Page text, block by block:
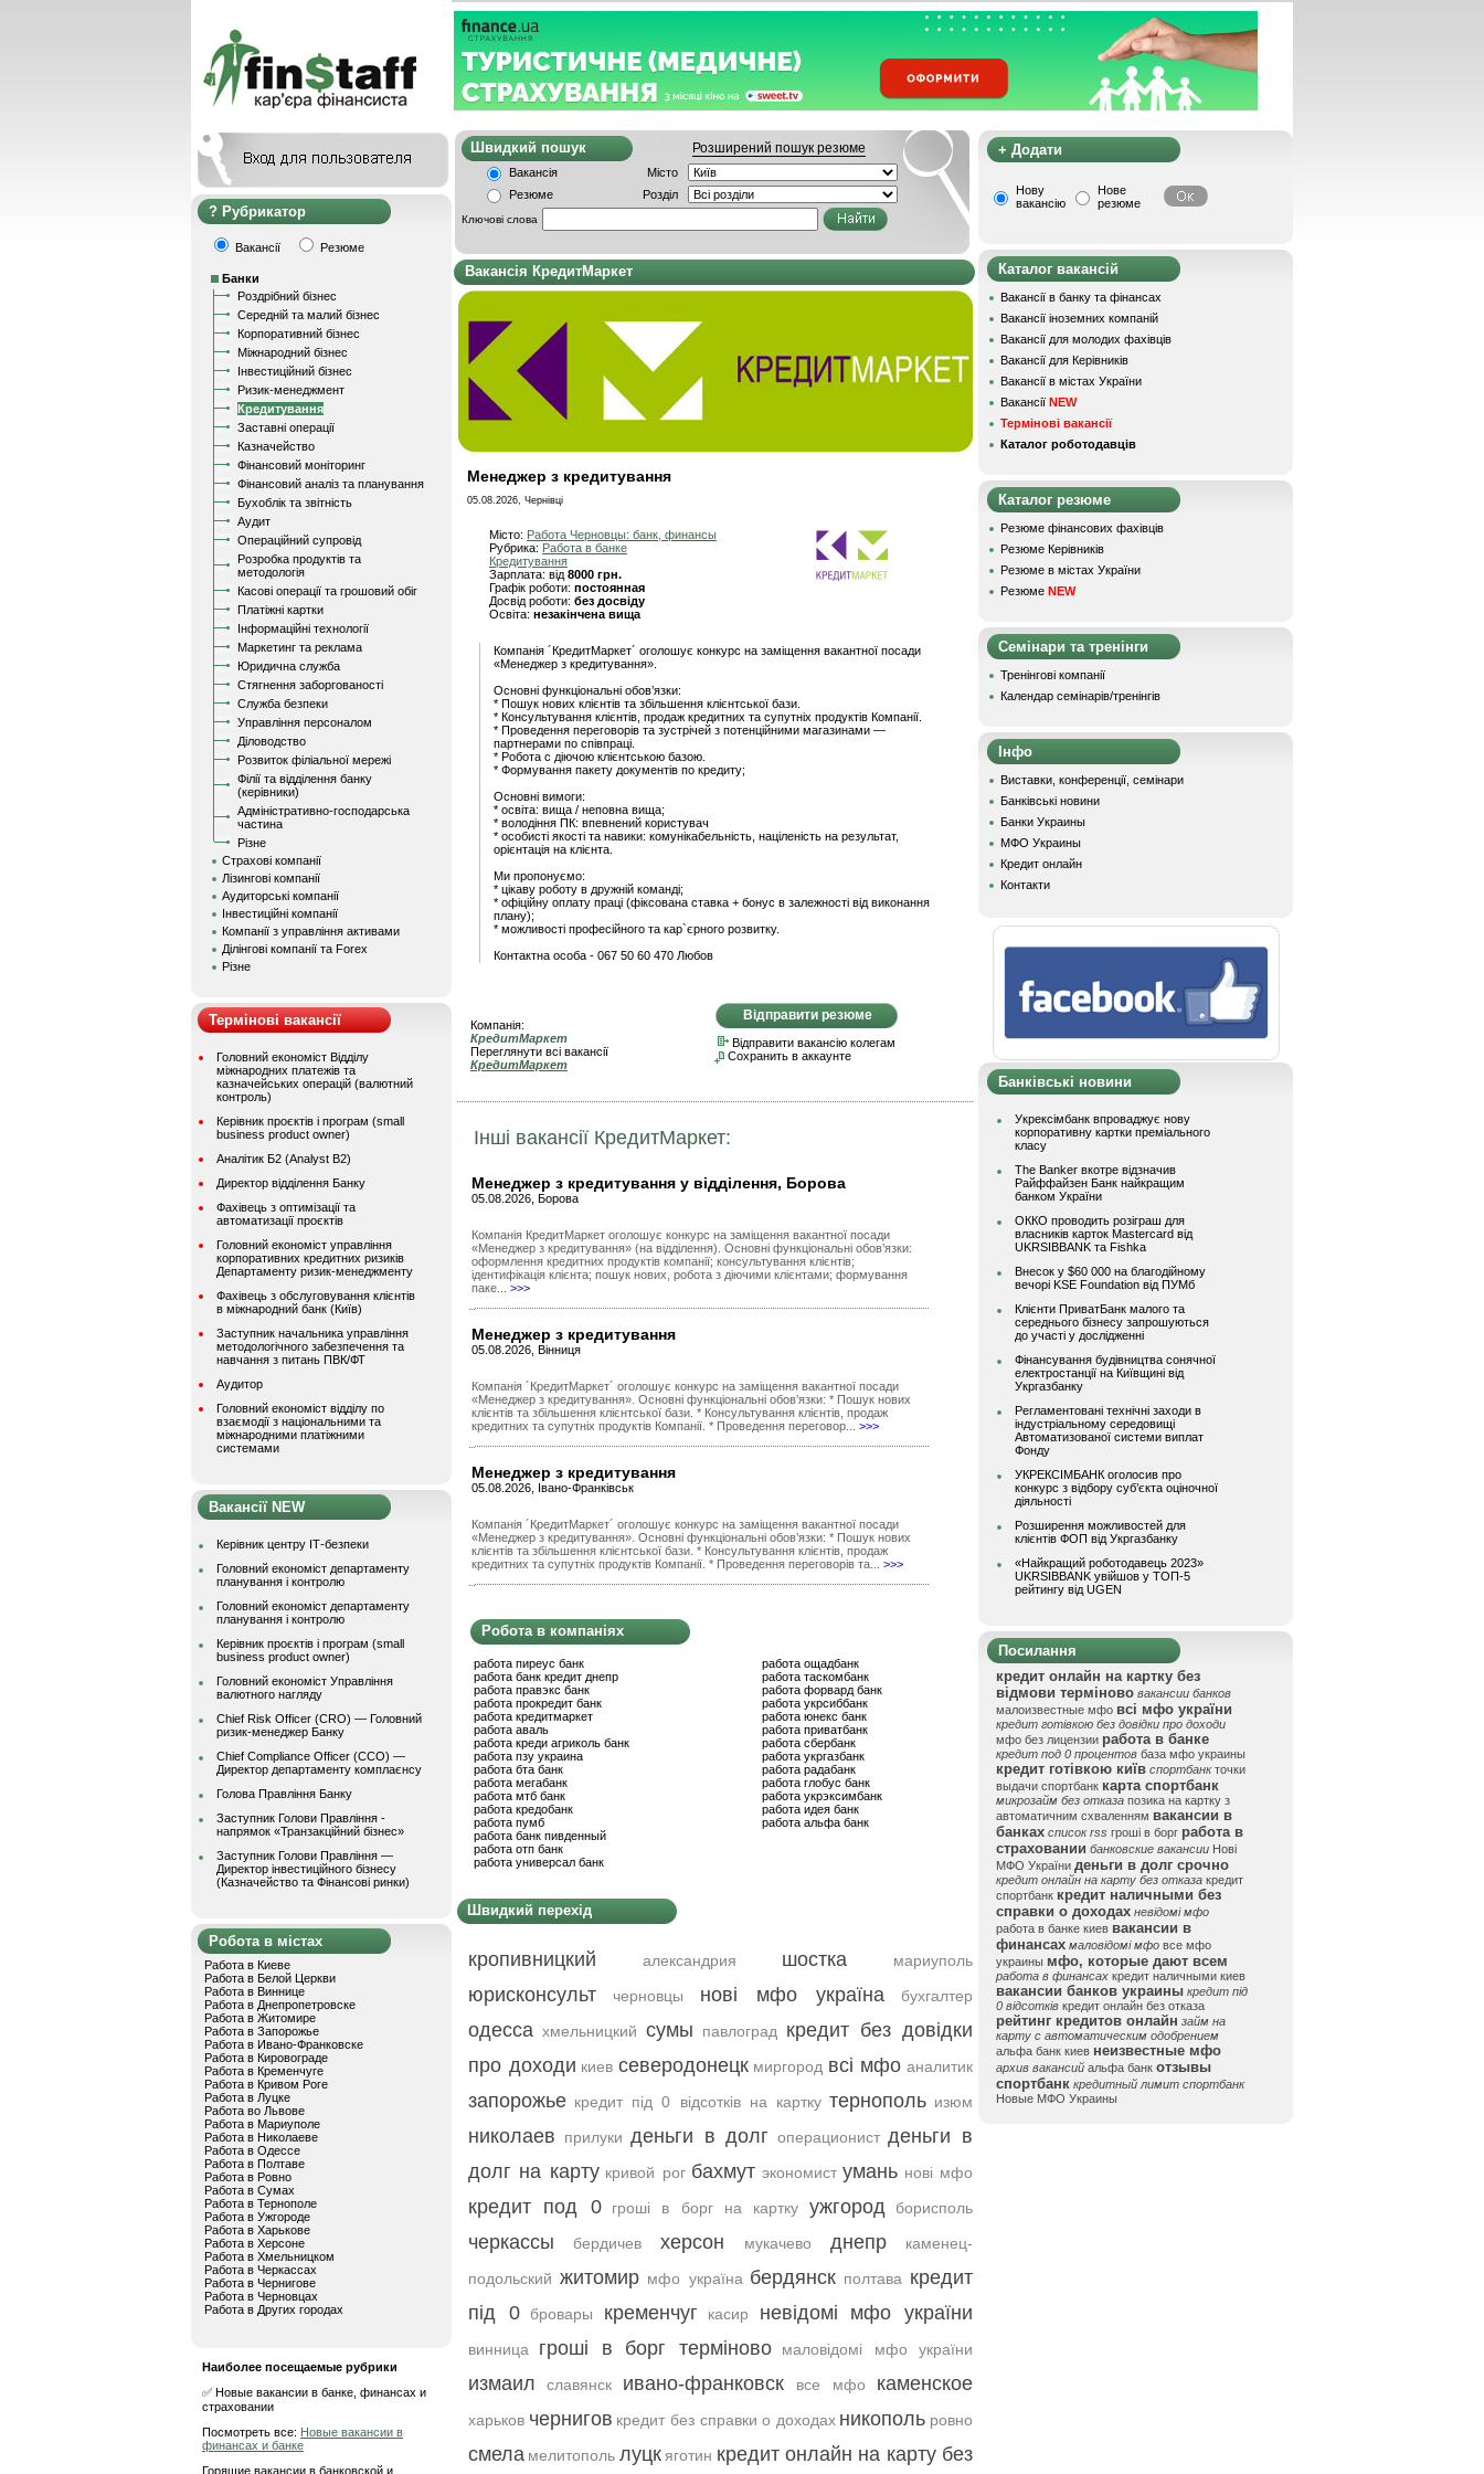
Рубрикатор
Вакансії Резюме
Банки
Роздрібний бізнес
Середній та малий бізнес
Корпоративний бізнес
Міжнародний бізнес
Інвестиційний бізнес
Ризик-менеджмент
Кредитування
Заставні операції
Казначейство
Фінансовий моніторинг
Фінансовий аналіз та планування
Бухоблік та звітність
Аудит
Операційний супровід
Розробка продуктів та
методологія
Касові операції та грошовий обіг
Платіжні картки
Інформаційні технології
Маркетинг та реклама
Юридична служба
Стягнення заборгованості
Служба безпеки
Управління персоналом
Діловодство
Розвиток філіальної мережі
Філії та відділення банку
(керівники)
Адміністративно-господарська
частина
Різне
Страхові компанії
Лізингові компанії
Аудиторські компанії
Інвестиційні компанії
Компанії з управління активами
Ділінгові компанії та Forex
Різне
Термінові вакансії
Головний економіст Відділу
міжнародних платежів та
казначейських операцій (валютний
контроль)
Керівник проєктів і програм (small
business product owner)
Аналітик Б2 (Analyst B2)
Директор відділення Банку
Фахівець з оптимізації та
автоматизації проєктів
Головний економіст управління
корпоративних кредитних ризиків
Департаменту ризик-менеджменту
Фахівець з обслуговування клієнтів
в міжнародний банк (Київ)
Заступник начальника управління
методологічного забезпечення та
навчання з питань ПВК/ФТ
Аудитор
Головний економіст відділу по
взаємодії з національними та
міжнародними платіжними
системами
Вакансії NEW
Керівник центру ІТ-безпеки
Головний економіст департаменту
планування і контролю
Головний економіст департаменту
планування і контролю
Керівник проєктів і програм (small
business product owner)
Головний економіст Управління
валютного нагляду
Chief Risk Officer (CRO) — Головний
ризик-менеджер Банку
Chief Compliance Officer (CCO) —
Директор департаменту комплаєнсу
Голова Правління Банку
Заступник Голови Правління -
напрямок «Транзакційний бізнес»
Заступник Голови Правління —
Директор інвестиційного бізнесу
(Казначейство та Фінансові ринки)
Робота в містах
Работа в Киеве
Работа в Белой Церкви
Работа в Виннице
Работа в Днепропетровске
Работа в Житомире
Работа в Запорожье
Работа в Ивано-Франковске
Работа в Кировограде
Работа в Кременчуге
Работа в Кривом Роге
Работа в Луцке
Работа во Львове
Работа в Мариуполе
Работа в Николаеве
Работа в Одессе
Работа в Полтаве
Работа в Ровно
Работа в Сумах
Работа в Тернополе
Работа в Ужгороде
Работа в Харькове
Работа в Херсоне
Работа в Хмельницком
Работа в Черкассах
Работа в Чернигове
Работа в Черновцах
Работа в Других городах
Наиболее посещаемые рубрики
✅ Новые вакансии в банке, финансах и
страховании
Посмотреть все: Новые вакансии в
финансах и банке
Горящие вакансии в банковской и
Швидкий пошук Розширений пошук резюме
Вакансія
Місто
Резюме
Розділ
Ключові слова
Вакансія КредитМаркет
Менеджер з кредитування
05.08.2026, Чернівці
Місто: Работа Черновцы: банк, финансы
Рубрика: Работа в банке
Кредитування
Зарплата: від 8000 грн.
Графік роботи: постоянная
Досвід роботи: без досвіду
Освіта: незакінчена вища
Компанія ´КредитМаркет´ оголошує конкурс на заміщення вакантної посади
«Менеджер з кредитування».
Основні функціональні обов’язки:
* Пошук нових клієнтів та збільшення клієнтської бази.
* Консультування клієнтів, продаж кредитних та супутніх продуктів Компанії.
* Проведення переговорів та зустрічей з потенційними магазинами —
партнерами по співпраці.
* Робота с діючою клієнтською базою.
* Формування пакету документів по кредиту;
Основні вимоги:
* освіта: вища / неповна вища;
* володіння ПК: впевнений користувач
* особисті якості та навики: комунікабельність, націленість на результат,
орієнтація на клієнта.
Ми пропонуємо:
* цікаву роботу в дружній команді;
* офіційну оплату праці (фіксована ставка + бонус в залежності від виконання
плану);
* можливості професійного та кар`єрного розвитку.
Контактна особа - 067 50 60 470 Любов
Компанія:
КредитМаркет
Переглянути всі вакансії
КредитМаркет
Відправити резюме
Відправити вакансію колегам
Сохранить в аккаунте
Інші вакансії КредитМаркет:
Менеджер з кредитування у відділення, Борова
05.08.2026, Борова
Компанія КредитМаркет оголошує конкурс на заміщення вакантної посади
«Менеджер з кредитування» (на відділення). Основні функціональні обов’язки:
оформлення кредитних продуктів компанії; консультування клієнтів;
ідентифікація клієнта; пошук нових, робота з діючими клієнтами; формування
паке... >>>
Менеджер з кредитування
05.08.2026, Вінниця
Компанія ´КредитМаркет´ оголошує конкурс на заміщення вакантної посади
«Менеджер з кредитування». Основні функціональні обов’язки: * Пошук нових
клієнтів та збільшення клієнтської бази. * Консультування клієнтів, продаж
кредитних та супутніх продуктів Компанії. * Проведення переговор... >>>
Менеджер з кредитування
05.08.2026, Івано-Франківськ
Компанія ´КредитМаркет´ оголошує конкурс на заміщення вакантної посади
«Менеджер з кредитування». Основні функціональні обов’язки: * Пошук нових
клієнтів та збільшення клієнтської бази. * Консультування клієнтів, продаж
кредитних та супутніх продуктів Компанії. * Проведення переговорів та... >>>
Робота в компаніях
работа пиреус банк
работа банк кредит днепр
работа правэкс банк
работа прокредит банк
работа кредитмаркет
работа аваль
работа креди агриколь банк
работа пзу украина
работа бта банк
работа мегабанк
работа мтб банк
работа кредобанк
работа пумб
работа банк пивденный
работа отп банк
работа универсал банк
работа ощадбанк
работа таскомбанк
работа форвард банк
работа укрсиббанк
работа юнекс банк
работа приватбанк
работа сбербанк
работа укргазбанк
работа радабанк
работа глобус банк
работа укрэксимбанк
работа идея банк
работа альфа банк
Швидкий перехід
кропивницкий александрия шостка мариуполь
юрисконсульт черновцы нові мфо україна бухгалтер
одесса хмельницкий сумы павлоград
кредит без довідки
про доходи киев северодонецк миргород всі мфо аналитик
запорожье кредит під 0 відсотків на картку тернополь изюм
николаев прилуки деньги в долг операционист деньги в
долг на карту кривой рог бахмут экономист умань нові мфо
кредит под 0 гроші в борг на картку ужгород борисполь
черкассы бердичев херсон мукачево днепр
каменец-
подольский житомир мфо україна бердянск полтава кредит
під 0
бровары кременчуг касир невідомі мфо україни
винница гроші в борг терміново маловідомі мфо україни
измаил славянск ивано-франковск все мфо каменское
харьков чернигов кредит без справки о доходах никополь ровно
смела мелитополь луцк яготин кредит онлайн на карту без
+ Додати
Нову
вакансію
Нове
резюме
Каталог вакансій
Вакансії в банку та фінансах
Вакансії іноземних компаній
Вакансії для молодих фахівців
Вакансії для Керівників
Вакансії в містах України
Вакансії NEW
Термінові вакансії
Каталог роботодавців
Каталог резюме
Резюме фінансових фахівців
Резюме Керівників
Резюме в містах України
Резюме NEW
Семінари та тренінги
Тренінгові компанії
Календар семінарів/тренінгів
Інфо
Виставки, конференції, семінари
Банківські новини
Банки Украины
МФО Украины
Кредит онлайн
Контакти
Банківські новини
Укрексімбанк впроваджує нову
корпоративну картки преміального
класу
The Banker вкотре відзначив
Райффайзен Банк найкращим
банком України
ОККО проводить розіграш для
власників карток Mastercard від
UKRSIBBANK та Fishka
Внесок у $60 000 на благодійному
вечорі KSE Foundation від ПУМб
Клієнти ПриватБанк малого та
середнього бізнесу запрошуються
до участі у дослідженні
Фінансування будівництва сонячної
електростанції на Київщині від
Укргазбанку
Регламентовані технічні заходи в
індустріальному середовищі
Автоматизованої системи виплат
Фонду
УКРЕКСІМБАНК оголосив про
конкурс з відбору суб’єкта оціночної
діяльності
Розширення можливостей для
клієнтів ФОП від Укргазбанку
«Найкращий роботодавець 2023»
UKRSIBBANK увійшов у ТОП-5
рейтингу від UGEN
Посилання
кредит онлайн на картку без
відмови терміново вакансии банков
малоизвестные мфо всі мфо україни
кредит готівкою без довідки про доходи
мфо без лицензии работа в банке
кредит под 0 процентов база мфо украины
кредит готівкою київ спортбанк точки
выдачи спортбанк карта спортбанк
микрозайм без отказа позика на картку з
автоматичним схваленням вакансии в
банках список rss гроші в борг работа в
страховании банковские вакансии Нові
МФО України деньги в долг срочно
кредит онлайн на карту без отказа кредит
спортбанк кредит наличными без
справки о доходах невідомі мфо
работа в банке киев вакансии в
финансах маловідомі мфо все мфо
украины мфо, которые дают всем
работа в финансах кредит наличными киев
вакансии банков украины кредит під
0 відсотків кредит онлайн без отказа
рейтинг кредитов онлайн займ на
карту с автоматическим одобрением
альфа банк киев неизвестные мфо
архив вакансий альфа банк отзывы
спортбанк кредитный лимит спортбанк
Новые МФО Украины